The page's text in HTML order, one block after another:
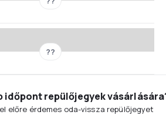
??
időpont repülőjegyek
előre érdemes oda-vissza repülőjegyet